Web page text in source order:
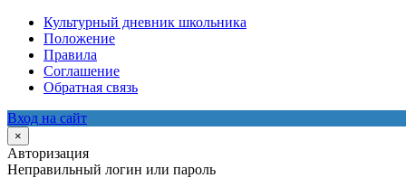
Культурный дневник школьника
Положение
Правила
Соглашение
Обратная связь
Вход на сайт
×
Авторизация
Неправильный логин или пароль